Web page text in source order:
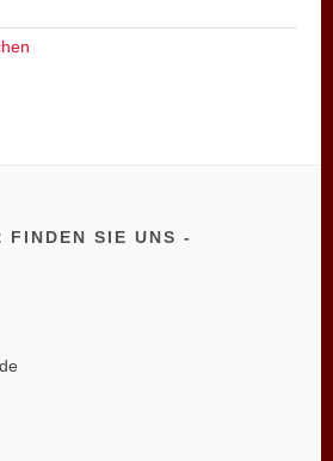
FINDEN SIE UNS